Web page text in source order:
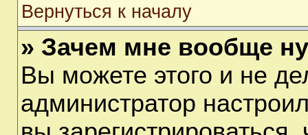
Вернуться к началу
» Зачем мне вообще
Вы можете этого и не
администратор